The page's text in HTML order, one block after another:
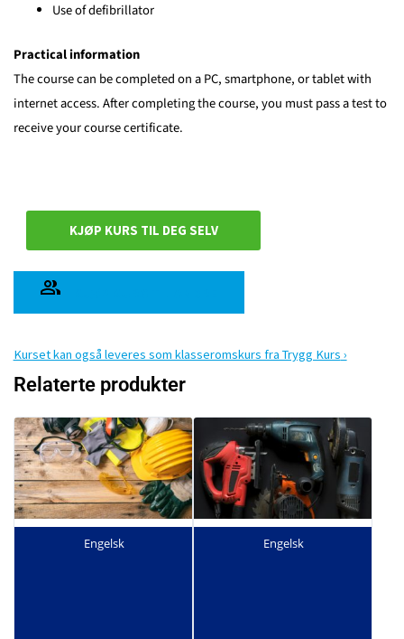
Use of defibrillator
Practical information
The course can be completed on a PC, smartphone, or tablet with
internet access. After completing the course, you must pass a test to
receive your course certificate.
KJØP KURS TIL DEG SELV
Kurset kan også leveres som klasseromskurs fra Trygg Kurs
Relaterte produkter
Engelsk Engelsk